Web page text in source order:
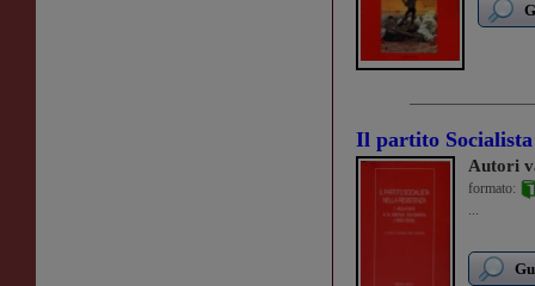
Il partito Socialista
Autori
formato:
...